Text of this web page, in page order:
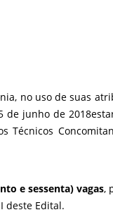
no uso de suas
de junho de
Técnicos
e sessenta) vagas,
deste Edital.